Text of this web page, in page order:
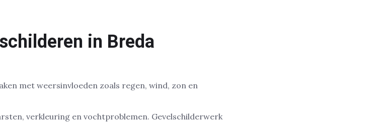
in Breda
met weersinvloeden zoals regen, wind, zon en
verkleuring en vochtproblemen. Gevelschilderwerk